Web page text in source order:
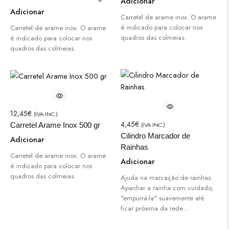
Adicionar
Carretel de arame inox. O arame
é indicado para colocar nos
quadros das colmeias.
Carretel de arame inox. O arame
é indicado para colocar nos
quadros das colmeias.
12,45€ (IVA INC.)
Carretel Arame Inox 500 gr
Adicionar
Carretel de arame inox. O arame
é indicado para colocar nos
quadros das colmeias.
4,45€ (IVA INC.)
Cilindro Marcador de
Rainhas
Adicionar
Ajuda na marcação de rainhas.
Apanhar a rainha com cuidado,
"empurrá-la" suavemente até
ficar próxima da rede…